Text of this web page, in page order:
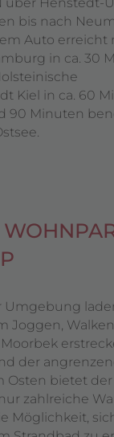
bis nach
Auto erreicht
in ca. 30
Kiel in ca. 60
90 Minuten
Umgebung
Joggen,
der
Osten bietet
zahlreiche
Möglichkeit,